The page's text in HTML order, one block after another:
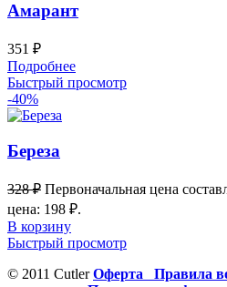
Амарант
351 ₽
Подробнее
Быстрый просмотр
-40%
Береза
328₽ Первоначальная цена
цена: 198 ₽.
В корзину
Быстрый просмотр
© 2011 CutlerОферта Правила